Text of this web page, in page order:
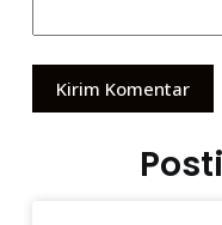
Kirim Komentar